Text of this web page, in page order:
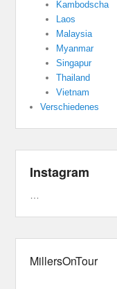
Kambodscha
Laos
Malaysia
Myanmar
Singapur
Thailand
Vietnam
Verschiedenes
Instagram
…
MillersOnTour